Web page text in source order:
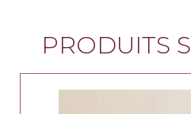
PRODUITS